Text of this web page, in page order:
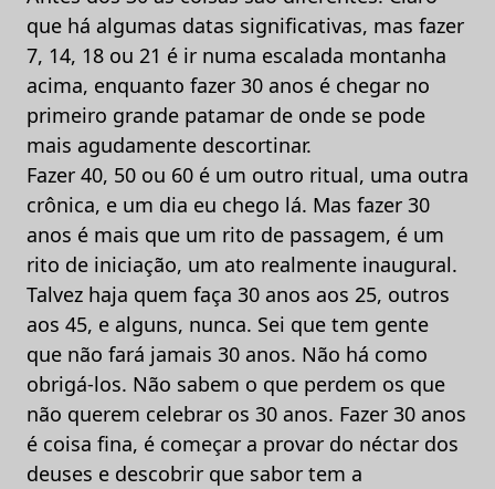
que há algumas datas significativas, mas fazer
7, 14, 18 ou 21 é ir numa escalada montanha
acima, enquanto fazer 30 anos é chegar no
primeiro grande patamar de onde se pode
mais agudamente descortinar.
Fazer 40, 50 ou 60 é um outro ritual, uma outra
crônica, e um dia eu chego lá. Mas fazer 30
anos é mais que um rito de passagem, é um
rito de iniciação, um ato realmente inaugural.
Talvez haja quem faça 30 anos aos 25, outros
aos 45, e alguns, nunca. Sei que tem gente
que não fará jamais 30 anos. Não há como
obrigá-los. Não sabem o que perdem os que
não querem celebrar os 30 anos. Fazer 30 anos
é coisa fina, é começar a provar do néctar dos
deuses e descobrir que sabor tem a